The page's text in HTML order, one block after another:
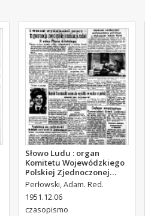
Słowo Ludu : organ
Komitetu Wojewódzkiego
Polskiej Zjednoczonej
Partii Robotniczej, 1951,
R.3, nr 315
Perłowski, Adam. Red.
1951.12.06
czasopismo